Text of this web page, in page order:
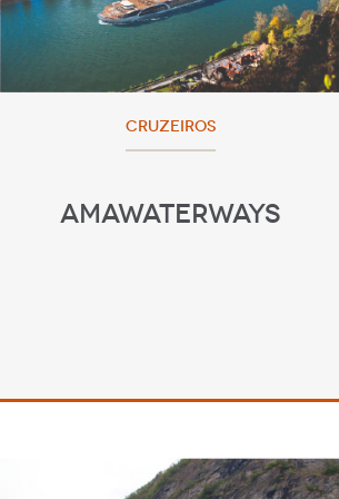
CRUZEIROS
AMAWATERWAYS